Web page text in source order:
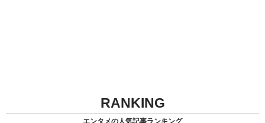
RANKING
エンタメの人気記事ランキング